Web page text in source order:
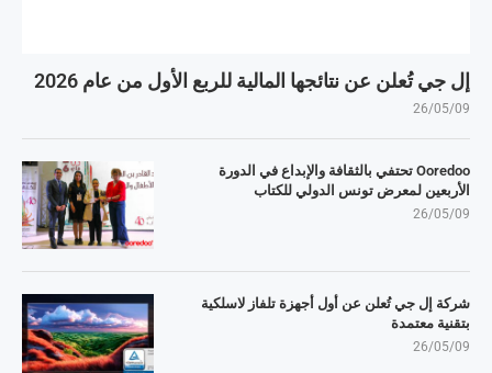
إل جي تُعلن عن نتائجها المالية للربع الأول من عام 2026
26/05/09
Ooredoo تحتفي بالثقافة والإبداع في الدورة
الأربعين لمعرض تونس الدولي للكتاب
26/05/09
شركة إل جي تُعلن عن أول أجهزة تلفاز لاسلكية
بتقنية معتمدة
26/05/09